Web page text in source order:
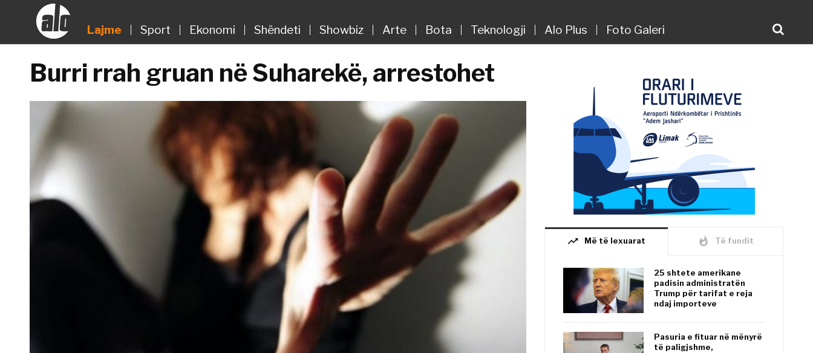
Lajme Sport Ekonomi Shëndeti Showbiz Arte Bota Teknologji Alo Plus Foto Galeri
Burri rrah gruan në Suharekë, arrestohet
trending_up Më të lexuarat whatshot Të fundit
25 shtete amerikane
padisin administratën
Trump për tarifat e reja
ndaj importeve
Pasuria e fituar në mënyrë
të paligjshme,